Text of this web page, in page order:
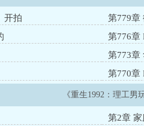
开拍 第779章
第776章
第773章
第770章
《重生1992：理工男
第2章 家